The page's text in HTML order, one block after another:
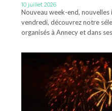
10 juillet 2026
Nouveau week-end,
vendredi, découvrez notre
organisés à Annecy et dans